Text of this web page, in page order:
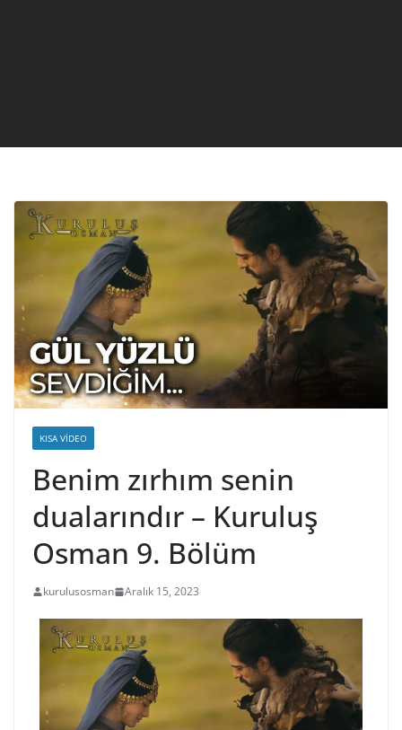
KISA VIDEO
Benim zırhım senin
dualarındır – Kuruluş
Osman 9. Bölüm
kurulusosman Aralık 15, 2023